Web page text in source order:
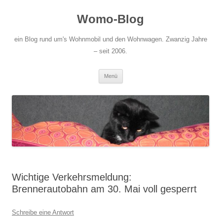
Womo-Blog
ein Blog rund um's Wohnmobil und den Wohnwagen. Zwanzig Jahre
– seit 2006.
Menü
Wichtige Verkehrsmeldung:
Brennerautobahn am 30. Mai voll gesperrt
Schreibe eine Antwort